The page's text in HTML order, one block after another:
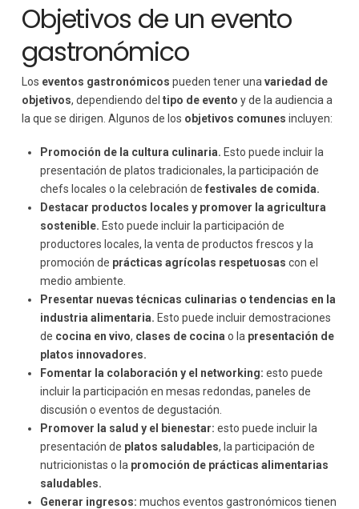
Objetivos de un evento
gastronómico
Los eventos gastronómicos pueden tener unavariedad de
objetivos, dependiendo del tipo de evento y de la audiencia a
la que se dirigen. Algunos de los objetivos comunes incluyen:
Promoción de la cultura culinaria. Esto puede incluir la
presentación de platos tradicionales, la participación de
chefs locales o la celebración defestivales de comida.
Destacar productos locales y promover la agricultura
sostenible. Esto puede incluir la participación de
productores locales, la venta de productos frescos y la
promoción de prácticas agrícolas respetuosas con el
medio ambiente.
Presentar nuevas técnicas culinarias o tendencias en la
industria alimentaria. Esto puede incluir demostraciones
de cocina en vivo, clases de cocina o la presentación de
platos innovadores.
Fomentar la colaboración y el networking: esto puede
incluir la participación en mesas redondas, paneles de
discusión o eventos de degustación.
Promover la salud y el bienestar:esto puede incluir la
presentación de platos saludables, la participación de
nutricionistas o la promoción de prácticas alimentarias
saludables.
Generar ingresos: muchos eventos gastronómicos tienen